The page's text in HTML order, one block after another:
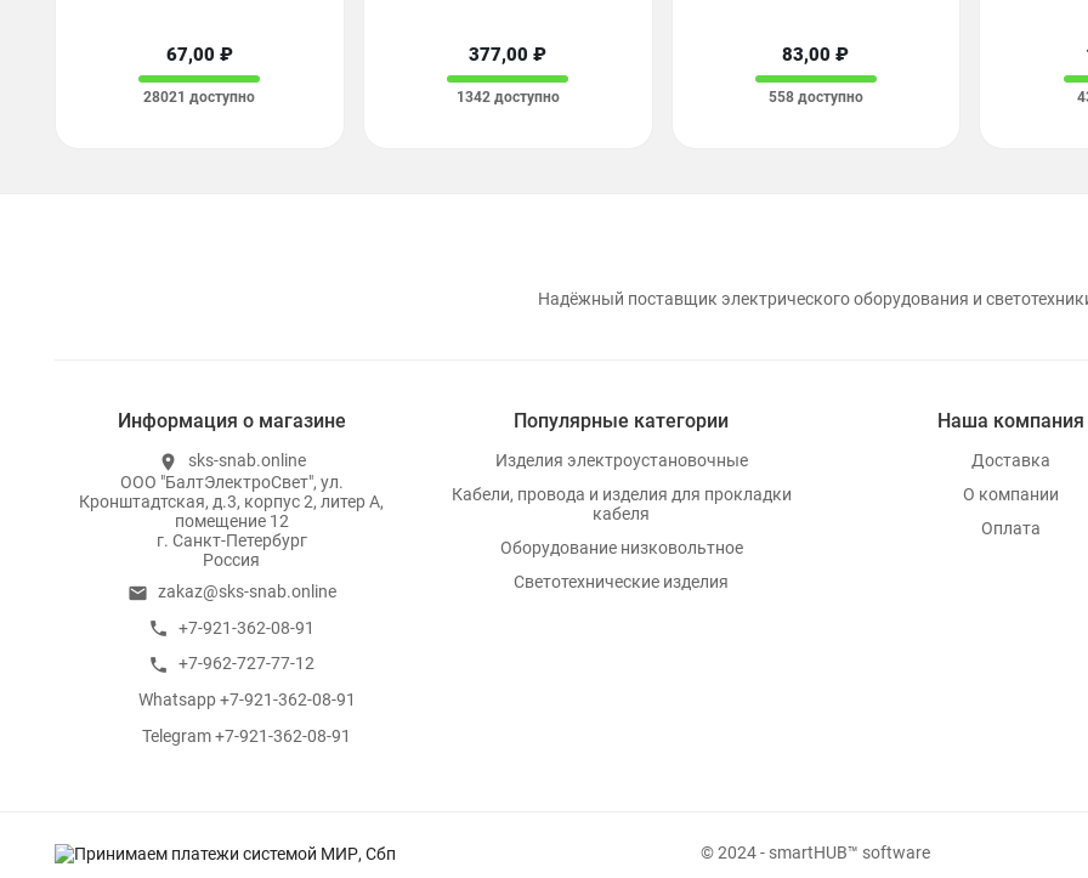
67,00 ₽
28021 доступно
377,00 ₽
1342 доступно
83,00 ₽
558 доступно
Надёжный поставщик электрического оборудования и
Информация о магазине
location_on
sks-snab.online
ООО "БалтЭлектроСвет", ул.
Кронштадтская, д.3, корпус 2, литер А,
помещение 12
г. Санкт-Петербург
Россия
email zakaz@sks-snab.online
call +7-921-362-08-91
call +7-962-727-77-12
whatsapp
Whatsapp +7-921-362-08-91
whatsapp
Telegram +7-921-362-08-91
Популярные категории
Изделия электроустановочные
Кабели, провода и изделия для прокладки
кабеля
Оборудование низковольтное
Светотехнические изделия
Наша компания
Доставка
О компании
Оплата
© 2024 - smartHUB™ software